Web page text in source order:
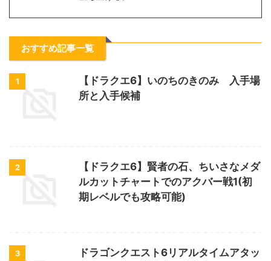
おすすめ記事一覧
1
【ドラクエ6】いのちのきのみ 入手場
所と入手候補
2
【ドラクエ6】賢者の石、ちいさなメダ
ルカットチャートでのアクバー戦1(初
期レベルでも攻略可能)
3
ドラゴンクエスト6リアルタイムアタッ